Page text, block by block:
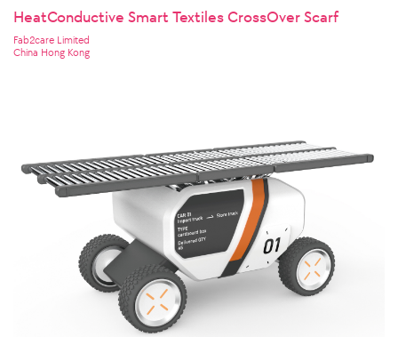
HeatConductive Smart Textiles CrossOver Scarf
Fab2care Limited
China Hong Kong